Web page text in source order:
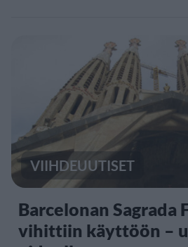
VIIHDEUUTISET
Barcelonan Sagrada
vihittiin käyttöön –